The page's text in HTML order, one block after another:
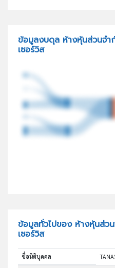
ข้อมูลงบดุล ห้างหุ้นส่วนจ
เซอร์วิส
ข้อมูลทั่วไปของ ห้างหุ้นส่ว
เซอร์วิส
ชื่อนิติบุคคล